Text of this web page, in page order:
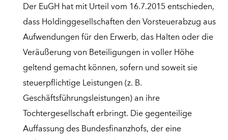
Der EuGH hat mit Urteil vom 16.7.2015 entschieden,
dass Holdinggesellschaften den Vorsteuerabzug aus
Aufwendungen für den Erwerb, das Halten oder die
Veräußerung von Beteiligungen in voller Höhe
geltend gemacht können, sofern und soweit sie
steuerpflichtige Leistungen (z. B.
Geschäftsführungsleistungen) an ihre
Tochtergesellschaft erbringt. Die gegenteilige
Auffassung des Bundesfinanzhofs, der eine